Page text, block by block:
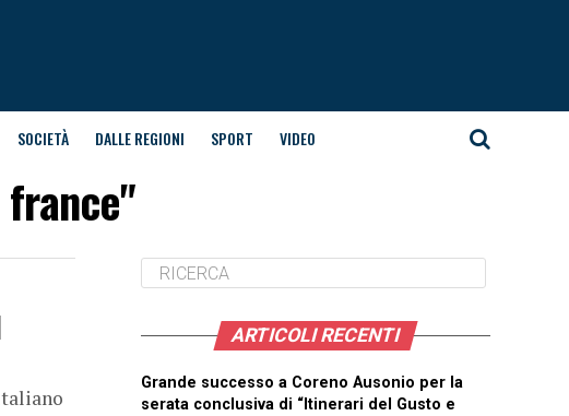
SOCIETÀ DALLE REGIONI SPORT VIDEO
ARTICOLI RECENTI
Grande successo a Coreno Ausonio per la
serata conclusiva di “Itinerari del Gusto e